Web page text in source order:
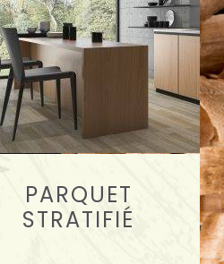
PARQUET
STRATIFIÉ